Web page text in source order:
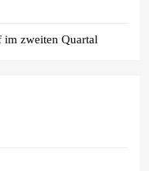
im zweiten Quartal